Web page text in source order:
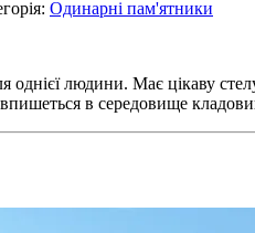
Одинарні пам'ятники
людини. Має цікаву
в середовище